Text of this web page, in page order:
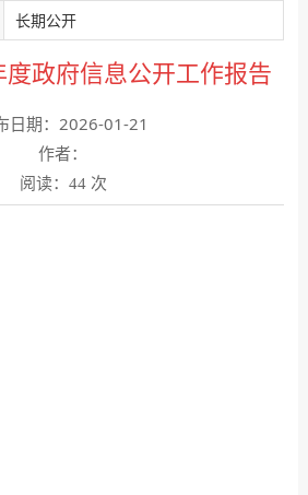
长期公开
政府信息公开工作报告
日期：2026-01-21
作者：
阅读：
44次